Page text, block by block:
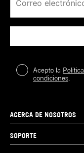
Acepto la
condiciones.
ACERCA DE NOSOTROS
SOPORTE